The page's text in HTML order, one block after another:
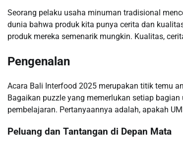
Seorang pelaku usaha minuman tradisional
dunia bahwa produk kita punya cerita dan
produk mereka semenarik mungkin. Kualitas,
Pengenalan
Acara Bali Interfood 2025 merupakan titik temu
Bagaikan puzzle yang memerlukan setiap
pembelajaran. Pertanyaannya adalah, apakah
Peluang dan Tantangan di Depan Mata